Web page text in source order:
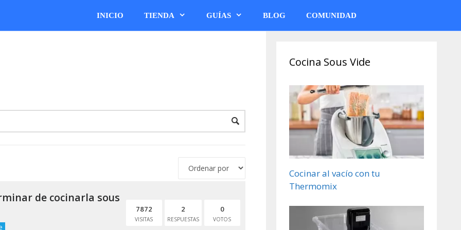
INICIO TIENDA GUÍAS BLOG COMUNIDAD
de cocinarla sous
7872
VISITAS
2
RESPUESTAS
0
VOTOS
Cocina Sous Vide
Cocinar al vacío con tu
Thermomix